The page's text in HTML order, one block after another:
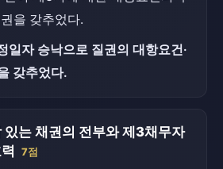
을 갖추었다.
일자 승낙으로 질권의 대항요건·
갖추었다.
있는 채권의 전부와 제3채무자
7점